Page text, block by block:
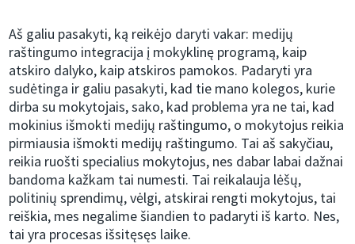
Aš galiu pasakyti, ką reikėjo daryti vakar: medijų
raštingumo integracija į mokyklinę programą, kaip
atskiro dalyko, kaip atskiros pamokos. Padaryti yra
sudėtinga ir galiu pasakyti, kad tie mano kolegos, kurie
dirba su mokytojais, sako, kad problema yra ne tai, kad
mokinius išmokti medijų raštingumo, o mokytojus reikia
pirmiausia išmokti medijų raštingumo. Tai aš sakyčiau,
reikia ruošti specialius mokytojus, nes dabar labai dažnai
bandoma kažkam tai numesti. Tai reikalauja lėšų,
politinių sprendimų, vėlgi, atskirai rengti mokytojus, tai
reiškia, mes negalime šiandien to padaryti iš karto. Nes,
tai yra procesas išsitęsęs laike.